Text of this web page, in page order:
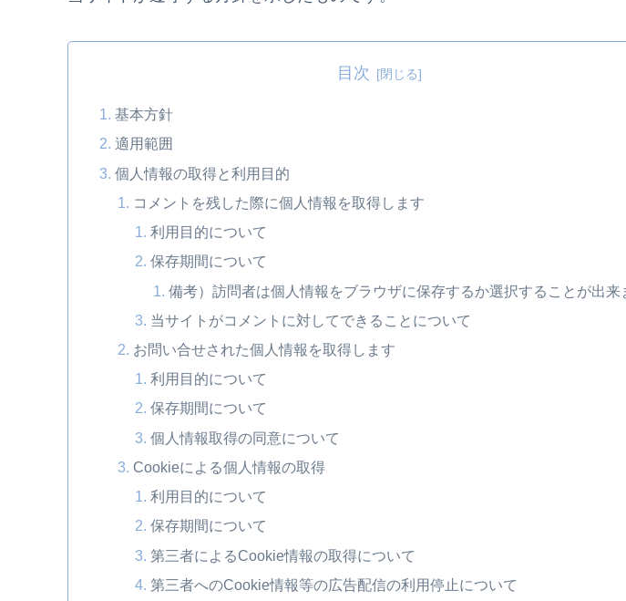
目次
基本方針
適用範囲
個人情報の取得と利用目的
コメントを残した際に個人情報を取得します
利用目的について
保存期間について
備考）訪問者は個人情報をブラウザに保存するか選択することが出来
当サイトがコメントに対してできることについて
お問い合せされた個人情報を取得します
利用目的について
保存期間について
個人情報取得の同意について
Cookieによる個人情報の取得
利用目的について
保存期間について
第三者によるCookie情報の取得について
第三者へのCookie情報等の広告配信の利用停止について